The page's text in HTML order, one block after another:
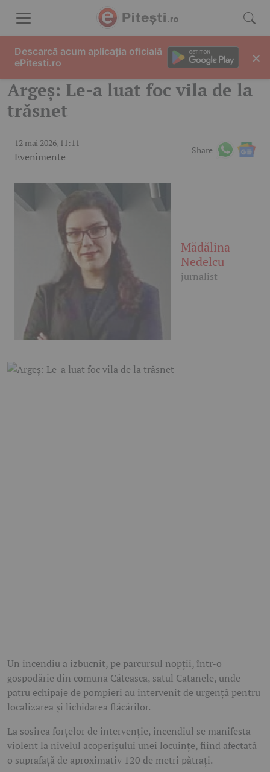
Argeș: Le-a luat foc vila de la
trăsnet
12 mai 2026, 11:11
Evenimente
Share
Mădălina
Nedelcu
jurnalist
Un incendiu a izbucnit, pe parcursul nopții, într-o
gospodărie din comuna Căteasca, satul Catanele, unde
patru echipaje de pompieri au intervenit de urgență pentru
localizarea și lichidarea flăcărilor.
La sosirea forțelor de intervenție, incendiul se manifesta
violent la nivelul acoperișului unei locuințe, fiind afectată
o suprafață de aproximativ 120 de metri pătrați.
Descarcă acum aplicația oficială
ePitesti.ro
×